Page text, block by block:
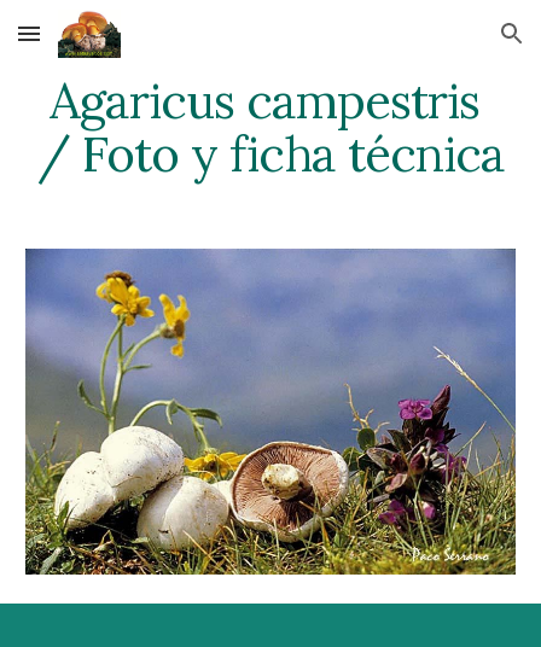
Skip to main content Skip to navigation
Agaricus campestris
/ Foto y ficha técnica